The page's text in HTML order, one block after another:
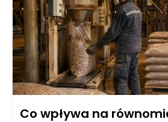
surowców. Kluczowym elementem w
systemy wyciągu, które powinny
pellet z silosu do następnego etapu
jednocześnie utratę materiału i
poziom ciśnienia.
Co wpływa na